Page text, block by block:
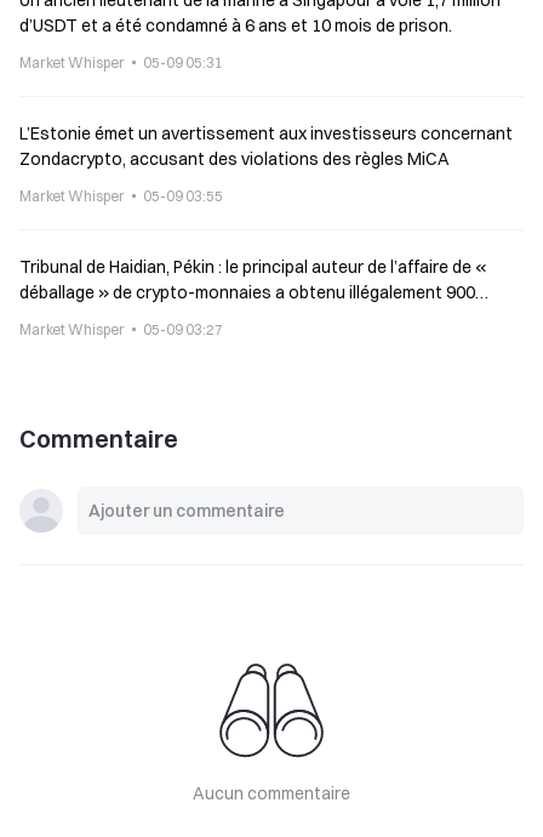
d’USDT et a été condamné à 6 ans et 10 mois de prison.
Market Whisper 05-09 05:31
L’Estonie émet un avertissement aux investisseurs concernant
Zondacrypto, accusant des violations des règles MiCA
Market Whisper 05-09 03:55
Tribunal de Haidian, Pékin : le principal auteur de l’affaire de «
déballage » de crypto-monnaies a obtenu illégalement 900
Market Whisper 05-09 03:27
Commentaire
Aucun commentaire